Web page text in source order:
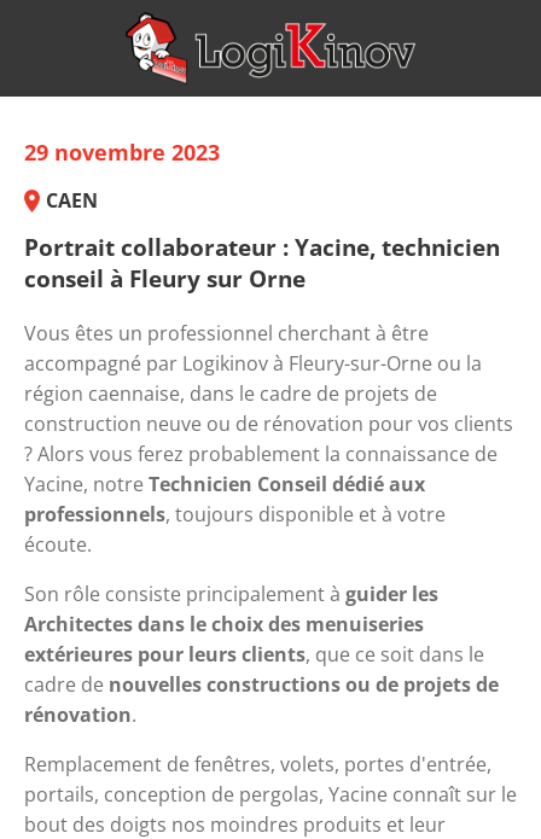
29 novembre 2023
CAEN
Portrait collaborateur : Yacine, technicien
conseil à Fleury sur Orne
Vous êtes un professionnel cherchant à être
accompagné par Logikinov à Fleury-sur-Orne ou la
région caennaise, dans le cadre de projets de
construction neuve ou de rénovation pour vos clients
? Alors vous ferez probablement la connaissance de
Yacine, notre Technicien Conseil dédié aux
professionnels, toujours disponible et à votre
écoute.
Son rôle consiste principalement à guider les
Architectes dans le choix des menuiseries
extérieures pour leurs clients, que ce soit dans le
cadre de nouvelles constructions ou de projets de
rénovation.
Remplacement de fenêtres, volets, portes d'entrée,
portails, conception de pergolas, Yacine connaît sur le
bout des doigts nos moindres produits et leur